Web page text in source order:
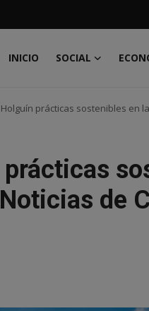
INICIO SOCIAL
prácticas sostenibles en
de